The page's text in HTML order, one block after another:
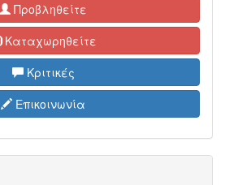
Προβληθείτε
Καταχωρηθείτε
Κριτικές
Επικοινωνία